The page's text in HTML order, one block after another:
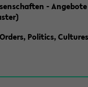
-
Politics,